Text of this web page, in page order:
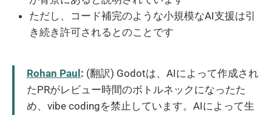
ただし、コード補完のような小規模なAI支援は引
き続き許可されるとのことです
Rohan Paul: (翻訳) Godotは、AIによって作成され
たPRがレビュー時間のボトルネックになったた
め、vibe codingを禁止しています。AIによって生